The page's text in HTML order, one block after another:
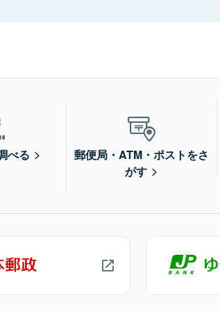
べる
郵便局・ATM・ポストをさ
がす